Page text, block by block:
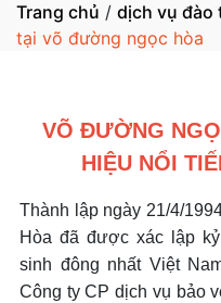
Trang chủ / dịch vụ đào
tại võ đường ngọc hòa
VÕ ĐƯỜNG
HIỆU NỔI
Thành lập ngày 21/4/
Hòa đã được xác lập
sinh đông nhất Việt
Công ty CP dịch vụ bảo